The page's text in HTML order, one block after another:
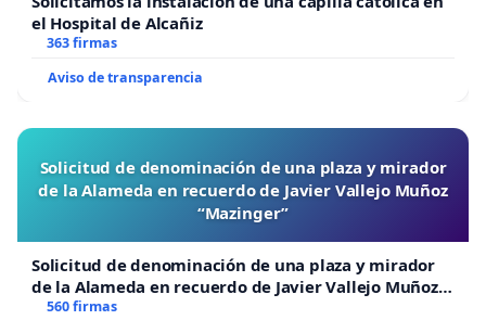
el Hospital de Alcañiz
363 firmas
Aviso de transparencia
Solicitud de denominación de una plaza y mirador
de la Alameda en recuerdo de Javier Vallejo Muñoz
“Mazinger”
Solicitud de denominación de una plaza y mirador
de la Alameda en recuerdo de Javier Vallejo Muñoz
“Mazinger”
560 firmas